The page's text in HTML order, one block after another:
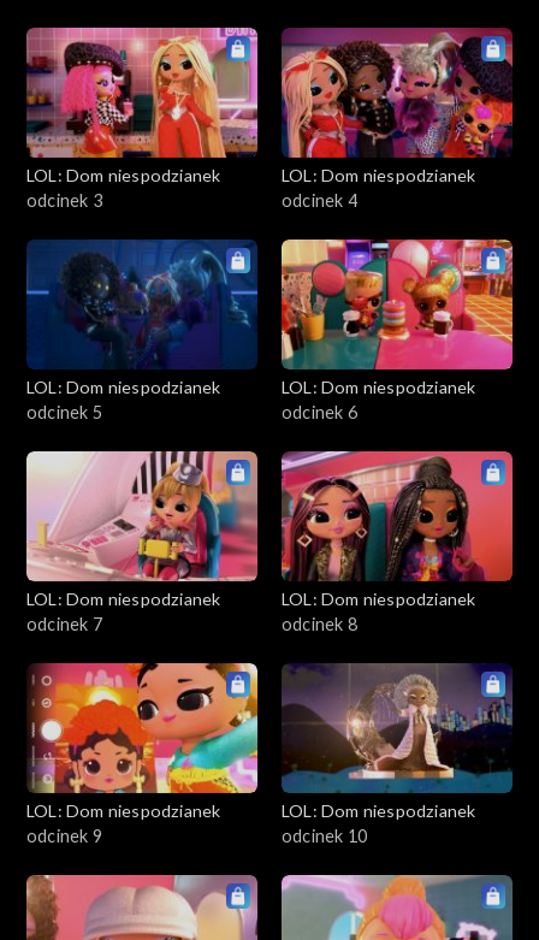
LOL: Dom niespodzianek
odcinek 3
LOL: Dom niespodzianek
odcinek 4
LOL: Dom niespodzianek
odcinek 5
LOL: Dom niespodzianek
odcinek 6
LOL: Dom niespodzianek
odcinek 7
LOL: Dom niespodzianek
odcinek 8
LOL: Dom niespodzianek
odcinek 9
LOL: Dom niespodzianek
odcinek 10